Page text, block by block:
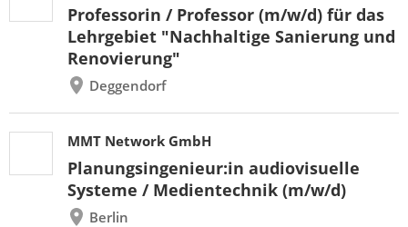
Professorin / Professor (m/w/d) für das
Lehrgebiet "Nachhaltige Sanierung und
Renovierung"
Deggendorf
MMT Network GmbH
Planungsingenieur:in audiovisuelle
Systeme / Medientechnik (m/w/d)
Berlin